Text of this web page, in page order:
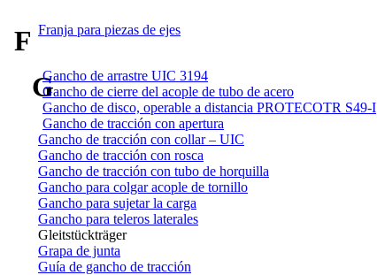
FFranja para piezas de ejes
G
Gancho de arrastre UIC 3194
Gancho de cierre del acople de tubo de acero
Gancho de disco, operable a distancia PROTECOTR S49-I
Gancho de tracción con apertura
Gancho de tracción con collar – UIC
Gancho de tracción con rosca
Gancho de tracción con tubo de horquilla
Gancho para colgar acople de tornillo
Gancho para sujetar la carga
Gancho para teleros laterales
Gleitstückträger
Grapa de junta
Guía de gancho de tracción